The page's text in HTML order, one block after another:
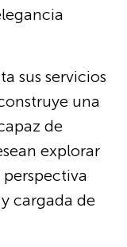
sus servicios
una
de
explorar
cargada de